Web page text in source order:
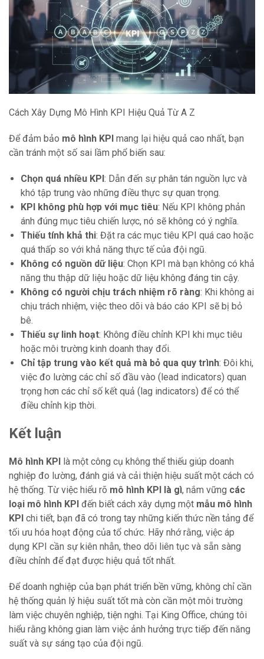
Cách Xây Dựng Mô Hình KPI Hiệu Quả Từ A Z
Để đảm bảo mô hình KPI mang lại hiệu quả cao nhất, bạn
cần tránh một số sai lầm phổ biến sau:
Chọn quá nhiều KPI : Dẫn đến sự phân tán nguồn lực và
khó tập trung vào những điều thực sự quan trọng.
KPI không phù hợp với mục tiêu: Nếu KPI không phản
ánh đúng mục tiêu chiến lược, nó sẽ không có ý nghĩa.
Thiếu tính khả thi: Đặt ra các mục tiêu KPI quá cao hoặc
quá thấp so với khả năng thực tế của đội ngũ.
Không có nguồn dữ liệu: Chọn KPI mà bạn không có khả
năng thu thập dữ liệu hoặc dữ liệu không đáng tin cậy.
Không có người chịu trách nhiệm rõ ràng: Khi không ai
chịu trách nhiệm, việc theo dõi và báo cáo KPI sẽ bị bỏ
bê.
Thiếu sự linh hoạt: Không điều chỉnh KPI khi mục tiêu
hoặc môi trường kinh doanh thay đổi.
Chỉ tập trung vào kết quả mà bỏ qua quy trình: Đôi khi,
việc đo lường các chỉ số đầu vào (lead indicators) quan
trọng hơn các chỉ số kết quả (lag indicators) để có thể
điều chỉnh kịp thời.
Kết luận
Mô hình KPI
là một công cụ không thể thiếu giúp doanh
nghiệp đo lường, đánh giá và cải thiện hiệu suất một cách có
hệ thống. Từ việc hiểu rõ mô hình KPI là gì, nắm vững các
loại mô hình KPI đến biết cách xây dựng một mẫu mô hình
KPI chi tiết, bạn đã có trong tay những kiến thức nền tảng để
tối ưu hóa hoạt động của tổ chức. Hãy nhớ rằng, việc áp
dụng KPI cần sự kiên nhẫn, theo dõi liên tục và sẵn sàng
điều chỉnh để đạt được hiệu quả tốt nhất.
Để doanh nghiệp của bạn phát triển bền vững, không chỉ cần
hệ thống quản lý hiệu suất tốt mà còn cần một môi trường
làm việc chuyên nghiệp, tiện nghi. Tại King Office, chúng tôi
hiểu rằng không gian làm việc ảnh hưởng trực tiếp đến năng
suất và sự sáng tạo của đội ngũ.